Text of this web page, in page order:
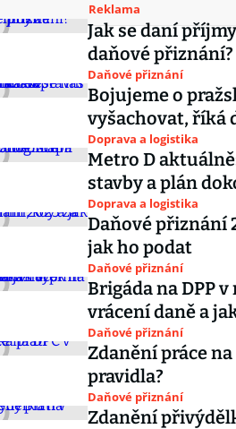
Reklama
Jak se daní
daňové přiznání?
Daňové přiznání
Bojujeme o
vyšachovat, říká
Doprava a logistika
Metro D
stavby a plán
Doprava a logistika
Daňové přiznání
jak ho podat
Daňové přiznání
Brigáda na DPP
vrácení daně a
Daňové přiznání
Zdanění práce na
pravidla?
Daňové přiznání
Zdanění